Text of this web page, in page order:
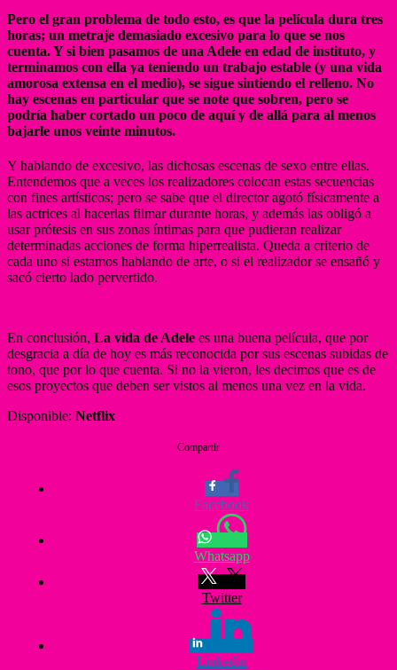
Pero el gran problema de todo esto, es que la película dura tres
horas; un metraje demasiado excesivo para lo que se nos
cuenta. Y si bien pasamos de una Adele en edad de instituto, y
terminamos con ella ya teniendo un trabajo estable (y una vida
amorosa extensa en el medio), se sigue sintiendo el relleno. No
hay escenas en particular que se note que sobren, pero se
podría haber cortado un poco de aquí y de allá para al menos
bajarle unos veinte minutos.
Y hablando de excesivo, las dichosas escenas de sexo entre ellas.
Entendemos que a veces los realizadores colocan estas secuencias
con fines artísticos; pero se sabe que el director agotó físicamente a
las actrices al hacerlas filmar durante horas, y además las obligó a
usar prótesis en sus zonas íntimas para que pudieran realizar
determinadas acciones de forma hiperrealista. Queda a criterio de
cada uno si estamos hablando de arte, o si el realizador se ensañó y
sacó cierto lado pervertido.
En conclusión, La vida de Adele es una buena película, que por
desgracia a día de hoy es más reconocida por sus escenas subidas de
tono, que por lo que cuenta. Si no la vieron, les decimos que es de
esos proyectos que deben ser vistos al menos una vez en la vida.
Disponible: Netflix
Compartir
Facebook
Whatsapp
Twitter
Linkedin